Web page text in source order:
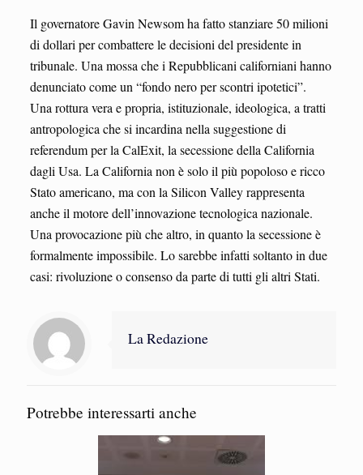
Il governatore Gavin Newsom ha fatto stanziare 50 milioni
di dollari per combattere le decisioni del presidente in
tribunale. Una mossa che i Repubblicani californiani hanno
denunciato come un “fondo nero per scontri ipotetici”.
Una rottura vera e propria, istituzionale, ideologica, a tratti
antropologica che si incardina nella suggestione di
referendum per la CalExit, la secessione della California
dagli Usa. La California non è solo il più popoloso e ricco
Stato americano, ma con la Silicon Valley rappresenta
anche il motore dell’innovazione tecnologica nazionale.
Una provocazione più che altro, in quanto la secessione è
formalmente impossibile. Lo sarebbe infatti soltanto in due
casi: rivoluzione o consenso da parte di tutti gli altri Stati.
La Redazione
Potrebbe interessarti anche